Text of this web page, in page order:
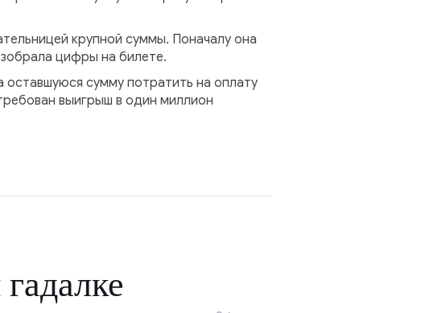
крупной суммы. Поначалу она
цифры на билете.
сумму потратить на оплату
выигрыш в один миллион